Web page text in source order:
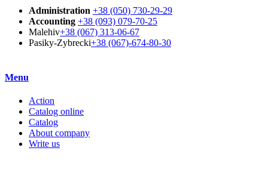
Administration +38 (050) 730-29-29
Accounting +38 (093) 079-70-25
Malehiv+38 (067) 313-06-67
Pasiky-Zybrecki+38 (067)-674-80-30
Menu
Action
Catalog online
Catalog
About company
Write us